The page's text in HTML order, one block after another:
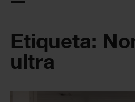
Etiqueta:
ultra